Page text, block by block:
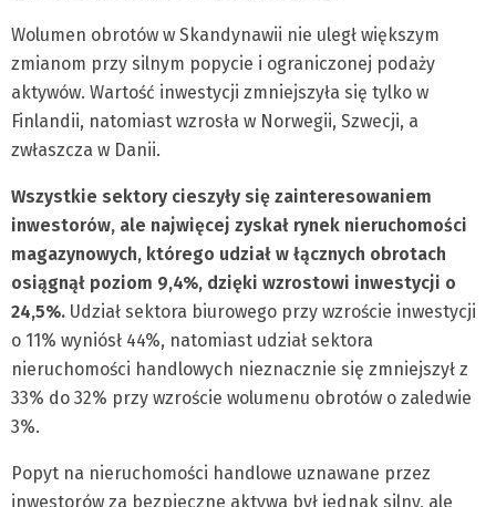
Wolumen obrotów w Skandynawii nie uległ większym
zmianom przy silnym popycie i ograniczonej podaży
aktywów. Wartość inwestycji zmniejszyła się tylko w
Finlandii, natomiast wzrosła w Norwegii, Szwecji, a
zwłaszcza w Danii.
Wszystkie sektory cieszyły się zainteresowaniem
inwestorów, ale najwięcej zyskał rynek nieruchomości
magazynowych, którego udział w łącznych obrotach
osiągnął poziom 9,4%, dzięki wzrostowi inwestycji o
24,5%. Udział sektora biurowego przy wzroście inwestycji
o 11% wyniósł 44%, natomiast udział sektora
nieruchomości handlowych nieznacznie się zmniejszył z
33% do 32% przy wzroście wolumenu obrotów o zaledwie
3%.
Popyt na nieruchomości handlowe uznawane przez
inwestorów za bezpieczne aktywa był jednak silny, ale